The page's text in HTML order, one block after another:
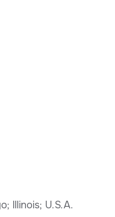
Illinois; U.S.A.